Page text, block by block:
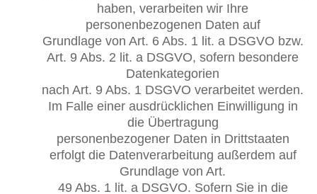
haben, verarbeiten wir Ihre
personenbezogenen Daten auf
Grundlage von Art. 6 Abs. 1 lit. a DSGVO bzw.
Art. 9 Abs. 2 lit. a DSGVO, sofern besondere
Datenkategorien
nach Art. 9 Abs. 1 DSGVO verarbeitet werden.
Im Falle einer ausdrücklichen Einwilligung in
die Übertragung
personenbezogener Daten in Drittstaaten
erfolgt die Datenverarbeitung außerdem auf
Grundlage von Art.
49 Abs. 1 lit. a DSGVO. Sofern Sie in die